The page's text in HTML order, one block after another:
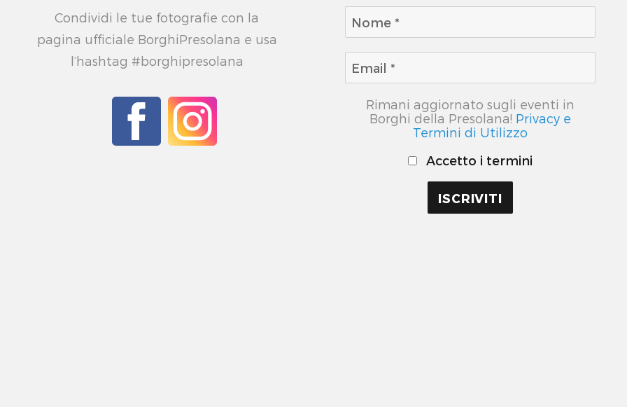
Condividi le tue fotografie con la
pagina ufficiale BorghiPresolana e usa
l’hashtag #borghipresolana
Rimani aggiornato sugli eventi in
Borghi della Presolana! Privacy e
Termini di Utilizzo
Accetto i termini